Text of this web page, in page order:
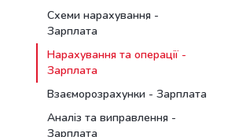
Схеми нарахування -
Зарплата
Нарахування та операції -
Зарплата
Взаєморозрахунки - Зарплата
Аналіз та виправлення -
Зарплата